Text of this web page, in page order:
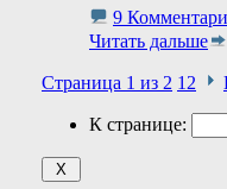
9
Читать дальше
Страница 1 из 2 1 2
К странице: